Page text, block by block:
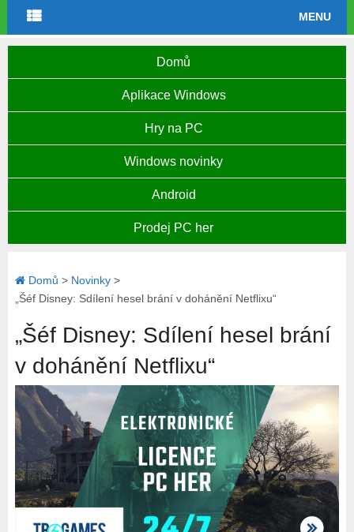
MENU
Domů
Aplikace Windows
Hry na PC
Windows novinky
Android
Prodej PC her
Domů > Novinky>
„Šéf Disney: Sdílení hesel brání v dohánění Netflixu“
„Šéf Disney: Sdílení hesel brání
v dohánění Netflixu“